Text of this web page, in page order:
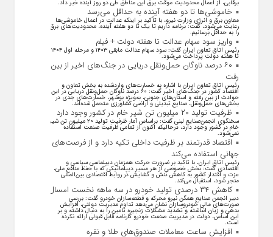
برقابی، از اعمال محدودیت‌ موقت برق این مناطق طی دو روز آینده خبر داد.
خاموشی‌ها تا دو هفته آینده به حداقل می‌رسد
معاون برق و انرژی وزارت نیرو، با تأکید بر اینکه عدالت در اعمال خاموشی‌ها
رعایت می‌شود، گفت: برنامه داریم تا یک تا دو هفته آینده، محدودیت‌های برق
را به حداقل برسانیم.
واریز سود سهام عدالت تا هفته دولت + فیلم
رئیس اتاق تعاون ایران گفت: سود سهام عدالت مابقی ۱۴۰۳ و مرحله اول ۱۴۰۴
تا هفته دولت پرداخت می‌شود.
۶۰ درصد ناوگان حمل‌ونقل دریایی در جنگ‌های اخیر از بین
رفت
رئیس اتاق تعاون ایران با اشاره به خسارت‌های واردشده به بخش تعاون و
اقتصاد کشور در جنگ‌های اخیر گفت: ۶۰ درصد ناوگان حمل‌ونقل دریایی در این
حوادث از بین رفته و استان‌های جنوبی، به‌ویژه بوشهر، خسارت‌های جدی در
بخش‌های حمل‌ونقل، صنایع تبدیلی و اراضی کشاورزی متحمل شده‌اند.
ظرفیت تولید ۲۰ میلیون تن شیر خام در کشور وجود دارد
سخنگوی انجمن‌صنایع لبنی گفت: براساس آمار ظرفیت تولید ۲۰ میلیون تن شیر
خام در کشور وجود دارد، درحالیکه اکنون از تمامی ظرفیت صنعت استفاده
نمی‌شود.
اقتصاد قدرتمند بر ظرفیت داخلی تکیه دارد و از فرصت‌های
جهانی استفاده می‌کند
رئیس اتاق ایران، با تاکید بر ضرورت حرکت همزمان دیپلماسی سیاسی و
اقتصادی گفت: بخش خصوصی از هر مسیر دیپلماتیکی که با حفظ منافع ملی،
عزت و اقتدار کشور به کاهش تنش و گشایش در روابط اقتصادی بین‌المللی
منجر شود، استقبال می‌کند.
کاهش ۳۴ درصدی تولید خودرو در سه ماهه نخست امسال
دبیر انجمن صنایع همگن نیرو محرکه و قطعه‌سازان خودرو گفت: بررسی
صورت‌های مالی خودروسازان نشان می‌دهد تداوم مدیریت دولتی، افزایش
بدهی و زیان انباشته و تشدید مشکلات زنجیره تامین را به دنبال داشته و بر
این اساس، دولت در مدیریت صنعت خودرو کارنامه قابل قبولی ارائه نکرده
است.
افزایش ساعت معاملات صندوق‌های طلا و نقره